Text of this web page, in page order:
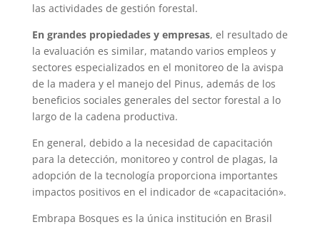
las actividades de gestión forestal.
En grandes propiedades y empresas, el resultado de
la evaluación es similar, matando varios empleos y
sectores especializados en el monitoreo de la avispa
de la madera y el manejo del Pinus, además de los
beneficios sociales generales del sector forestal a lo
largo de la cadena productiva.
En general, debido a la necesidad de capacitación
para la detección, monitoreo y control de plagas, la
adopción de la tecnología proporciona importantes
impactos positivos en el indicador de «capacitación».
Embrapa Bosques es la única institución en Brasil